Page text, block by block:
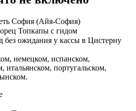
София (Айя-София)
Топкапы с гидом
ожидания у кассы в Цистерну
немецком, испанском,
итальянском, португальском,